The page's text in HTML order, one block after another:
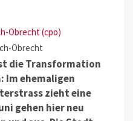
Obrecht (cpo)
Obrecht
die Transformation
Im ehemaligen
zieht eine
gehen hier neu